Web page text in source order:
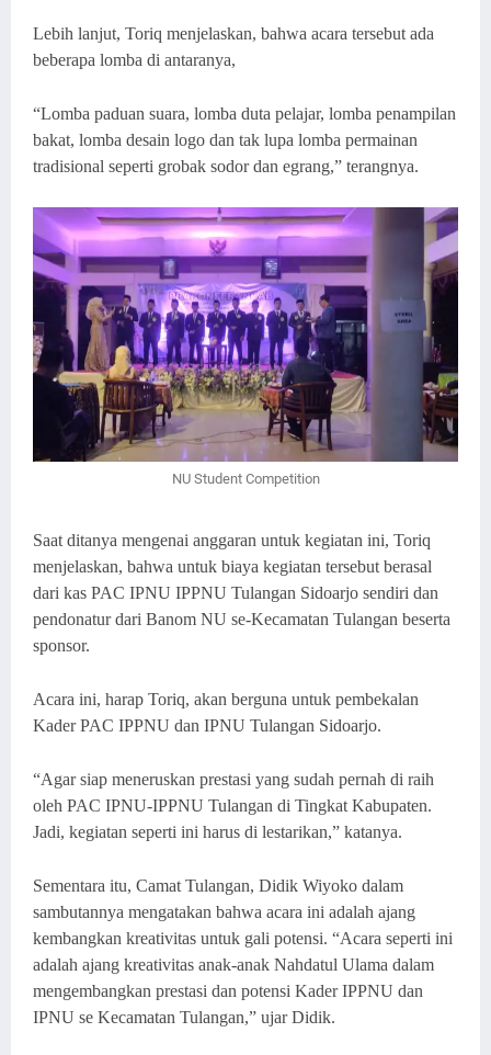
Lebih lanjut, Toriq menjelaskan, bahwa acara tersebut ada
beberapa lomba di antaranya,
“Lomba paduan suara, lomba duta pelajar, lomba penampilan
bakat, lomba desain logo dan tak lupa lomba permainan
tradisional seperti grobak sodor dan egrang,” terangnya.
NU Student Competition
Saat ditanya mengenai anggaran untuk kegiatan ini, Toriq
menjelaskan, bahwa untuk biaya kegiatan tersebut berasal
dari kas PAC IPNU IPPNU Tulangan Sidoarjo sendiri dan
pendonatur dari Banom NU se-Kecamatan Tulangan beserta
sponsor.
Acara ini, harap Toriq, akan berguna untuk pembekalan
Kader PAC IPPNU dan IPNU Tulangan Sidoarjo.
“Agar siap meneruskan prestasi yang sudah pernah di raih
oleh PAC IPNU-IPPNU Tulangan di Tingkat Kabupaten.
Jadi, kegiatan seperti ini harus di lestarikan,” katanya.
Sementara itu, Camat Tulangan, Didik Wiyoko dalam
sambutannya mengatakan bahwa acara ini adalah ajang
kembangkan kreativitas untuk gali potensi. “Acara seperti ini
adalah ajang kreativitas anak-anak Nahdatul Ulama dalam
mengembangkan prestasi dan potensi Kader IPPNU dan
IPNU se Kecamatan Tulangan,” ujar Didik.